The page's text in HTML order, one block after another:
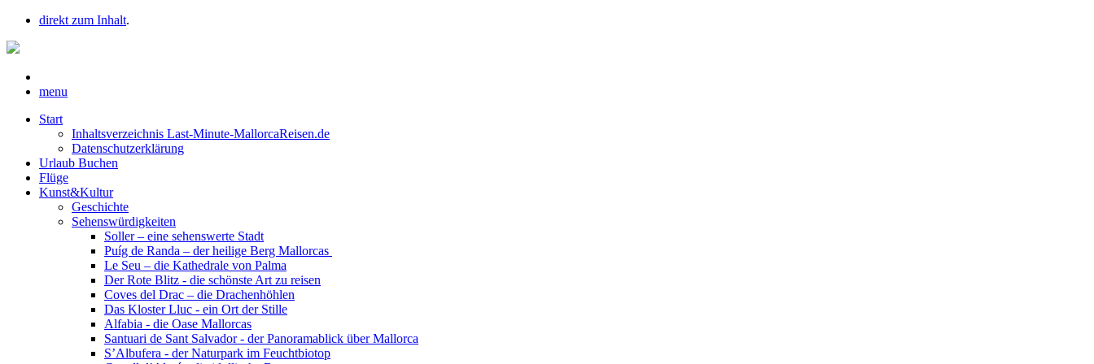
direkt zum Inhalt.
menu
Start
Inhaltsverzeichnis Last-Minute-MallorcaReisen.de
Datenschutzerklärung
Urlaub Buchen
Flüge
Kunst&Kultur
Geschichte
Sehenswürdigkeiten
Soller – eine sehenswerte Stadt
Puíg de Randa – der heilige Berg Mallorcas
Le Seu – die Kathedrale von Palma
Der Rote Blitz - die schönste Art zu reisen
Coves del Drac – die Drachenhöhlen
Das Kloster Lluc - ein Ort der Stille
Alfabia - die Oase Mallorcas
Santuari de Sant Salvador - der Panoramablick über Mallorca
S’Albufera - der Naturpark im Feuchtbiotop